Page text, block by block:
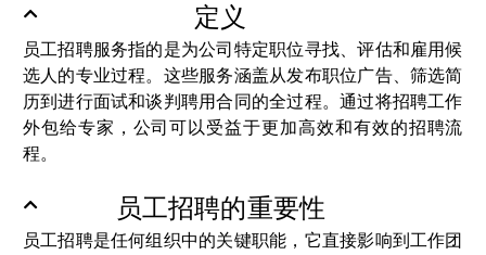
定义
员工招聘服务指的是为公司特定职位寻找、评估和雇用候
选人的专业过程。这些服务涵盖从发布职位广告、筛选简
历到进行面试和谈判聘用合同的全过程。通过将招聘工作
外包给专家，公司可以受益于更加高效和有效的招聘流
程。
员工招聘的重要性
员工招聘是任何组织中的关键职能，它直接影响到工作团